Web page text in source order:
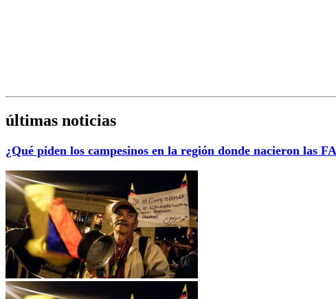
últimas noticias
¿Qué piden los campesinos en la región donde nacieron las